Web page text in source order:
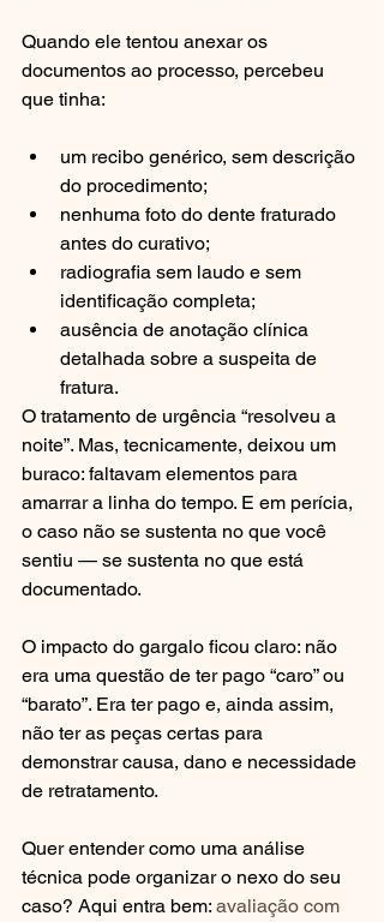
Quando ele tentou anexar os
documentos ao processo, percebeu
que tinha:
um recibo genérico, sem descrição
do procedimento;
nenhuma foto do dente fraturado
antes do curativo;
radiografia sem laudo e sem
identificação completa;
ausência de anotação clínica
detalhada sobre a suspeita de
fratura.
O tratamento de urgência “resolveu a
noite”. Mas, tecnicamente, deixou um
buraco: faltavam elementos para
amarrar a linha do tempo. E em perícia,
o caso não se sustenta no que você
sentiu — se sustenta no que está
documentado.
O impacto do gargalo ficou claro: não
era uma questão de ter pago “caro” ou
“barato”. Era ter pago e, ainda assim,
não ter as peças certas para
demonstrar causa, dano e necessidade
de retratamento.
Quer entender como uma análise
técnica pode organizar o nexo do seu
caso? Aqui entra bem: avaliação com